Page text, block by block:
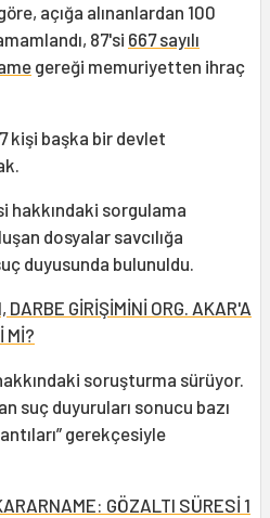
açığa alınanlardan 100
87'si 667 sayılı
gereği memuriyetten ihraç
kişi başka bir devlet
hakkındaki sorgulama
dosyalar savcılığa
duyusunda bulunuldu.
GİRİŞİMİNİ ORG. AKAR'A
Mİ?
soruşturma sürüyor.
suç duyuruları sonucu bazı
gerekçesiyle
GÖZALTI SÜRESİ 1